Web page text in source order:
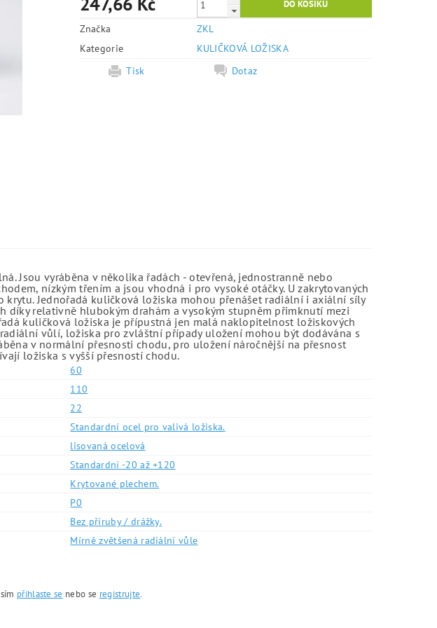
Značka
ZKL
Kategorie
KULIČKOVÁ LOŽISKA
Tisk
Dotaz
Jsou vyráběna v několika řadách - otevřená, jednostranně nebo
nízkým třením a jsou vhodná i pro vysoké otáčky. U zakrytovaných
Jednořadá kuličková ložiska mohou přenášet radiální i axiální síly
díky relativně hlubokým drahám a vysokým stupněm přimknutí mezi
kuličková ložiska je přípustná jen malá naklopitelnost ložiskových
vůlí, ložiska pro zvláštní případy uložení mohou být dodávána s
v normální přesnosti chodu, pro uložení náročnější na přesnost
ložiska s vyšší přesností chodu.
60
110
22
Standardní ocel pro valivá ložiska.
lisovaná ocelová
Standardní -20 až +120
Krytované plechem.
P0
Bez příruby / drážky.
Mírně zvětšená radiální vůle
přihlaste se nebo se registrujte.